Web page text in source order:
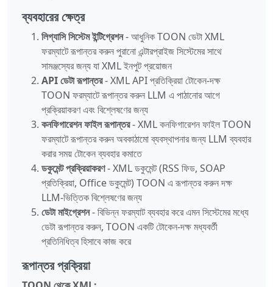
ব্যবহারের ক্ষেত্র
লিগ্যাসি সিস্টেম ইন্টিগ্রেশন- আধুনিক TOON ডেটা XML
ফরম্যাটে রূপান্তর করুন পুরানো এন্টারপ্রাইজ সিস্টেমের সাথে
সামঞ্জস্যের জন্য যা XML ইনপুট প্রয়োজন
API ডেটা রূপান্তর- XML API প্রতিক্রিয়া টোকেন-দক্ষ
TOON ফরম্যাটে রূপান্তর করুন LLM এ পাঠানোর আগে
প্রক্রিয়াকরণ এবং বিশ্লেষণের জন্য
কনফিগারেশন ফাইল রূপান্তর- XML কনফিগারেশন ফাইল TOON
ফরম্যাটে রূপান্তর করুন অবকাঠামো ব্যবস্থাপনার জন্য LLM ব্যবহার
করার সময় টোকেন ব্যবহার কমাতে
ডকুমেন্ট প্রক্রিয়াকরণ- XML ডকুমেন্ট (RSS ফিড, SOAP
প্রতিক্রিয়া, Office ডকুমেন্ট) TOON এ রূপান্তর করুন দক্ষ
LLM-ভিত্তিক বিশ্লেষণের জন্য
ডেটা মাইগ্রেশন- বিভিন্ন ফরম্যাট ব্যবহার করে এমন সিস্টেমের মধ্যে
ডেটা রূপান্তর করুন, TOON একটি টোকেন-দক্ষ মধ্যবর্তী
প্রতিনিধিত্ব হিসাবে কাজ করে
রূপান্তর প্রক্রিয়া